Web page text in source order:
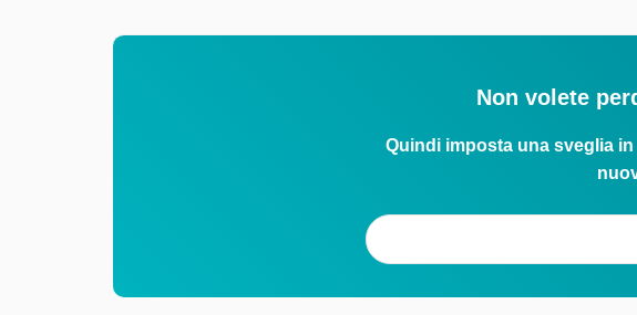
Non volete
Quindi imposta una sveglia